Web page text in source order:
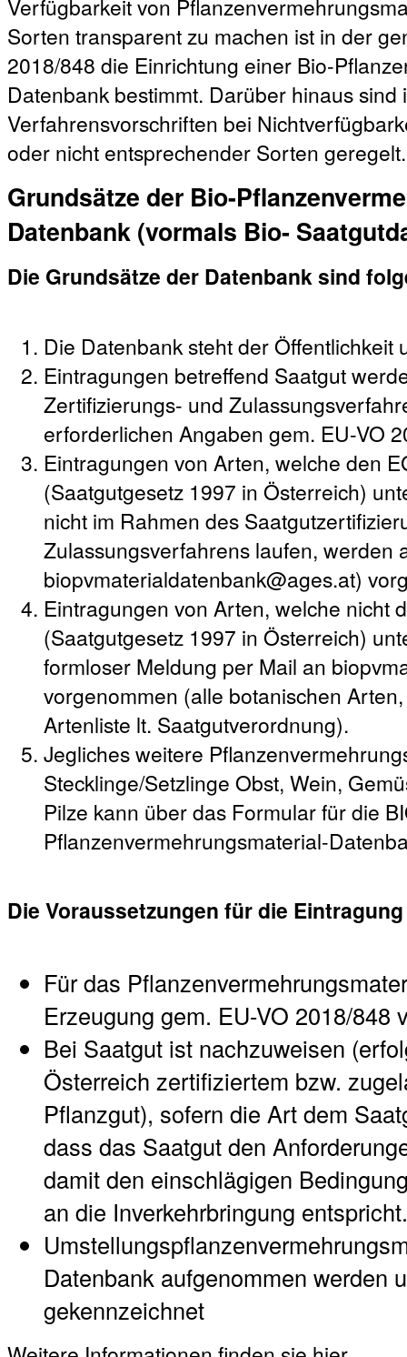
Verfügbarkeit von
Sorten transparent zu machen ist in der
2018/848 die Einrichtung einer Bio-
Datenbank bestimmt. Darüber hinaus
Verfahrensvorschriften bei
oder nicht entsprechender Sorten geregelt.
Grundsätze der Bio-
Datenbank (vormals Bio-
Die Grundsätze der Datenbank sind
Die Datenbank steht der Öffentlichkeit
Eintragungen betreffend Saatgut
Zertifizierungs- und
erforderlichen Angaben gem. EU-VO
Eintragungen von Arten, welche den
(Saatgutgesetz 1997 in Österreich)
nicht im Rahmen des
Zulassungsverfahrens laufen, werden
biopvmaterialdatenbank@ages.at)
Eintragungen von Arten, welche nicht
(Saatgutgesetz 1997 in Österreich)
formloser Meldung per Mail an
vorgenommen (alle botanischen
Artenliste lt. Saatgutverordnung).
Jegliches weitere
Stecklinge/Setzlinge Obst, Wein,
Pilze kann über das Formular für die
Pflanzenvermehrungsmaterial-
Die Voraussetzungen für die
Für das
Erzeugung gem. EU-VO 2018/848
Bei Saatgut ist nachzuweisen
Österreich zertifiziertem bzw.
Pflanzgut), sofern die Art dem
dass das Saatgut den
damit den einschlägigen
an die Inverkehrbringung entspricht.
Datenbank aufgenommen werden
gekennzeichnet